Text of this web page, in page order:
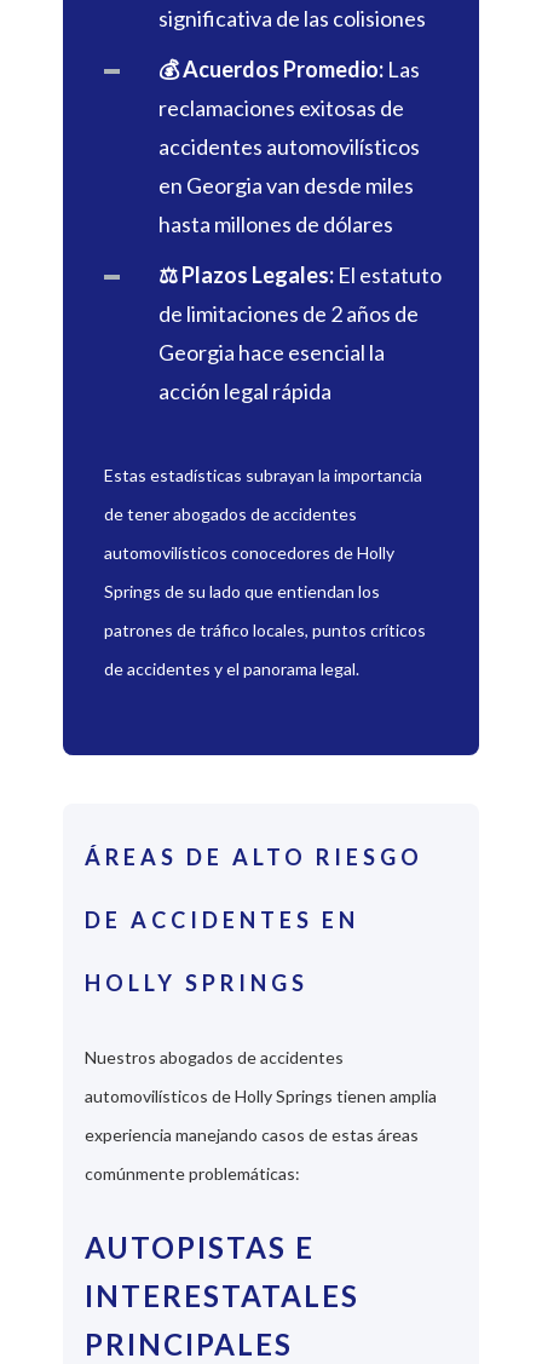
significativa de las colisiones
💰 Acuerdos Promedio: Las
reclamaciones exitosas de
accidentes automovilísticos
en Georgia van desde miles
hasta millones de dólares
⚖️ Plazos Legales: El estatuto
de limitaciones de 2 años de
Georgia hace esencial la
acción legal rápida
Estas estadísticas subrayan la importancia
de tener abogados de accidentes
automovilísticos conocedores de Holly
Springs de su lado que entiendan los
patrones de tráfico locales, puntos críticos
de accidentes y el panorama legal.
ÁREAS DE ALTO RIESGO
DE ACCIDENTES EN
HOLLY SPRINGS
Nuestros abogados de accidentes
automovilísticos de Holly Springs tienen amplia
experiencia manejando casos de estas áreas
comúnmente problemáticas:
AUTOPISTAS E
INTERESTATALES
PRINCIPALES